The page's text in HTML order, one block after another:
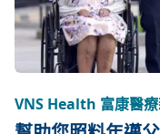
VNS Health 富康醫